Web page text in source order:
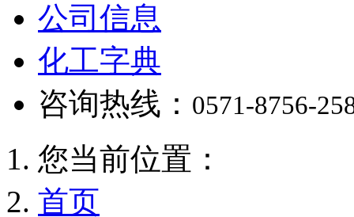
公司信息
化工字典
咨询热线： 0571-8756-
您当前位置：
首页